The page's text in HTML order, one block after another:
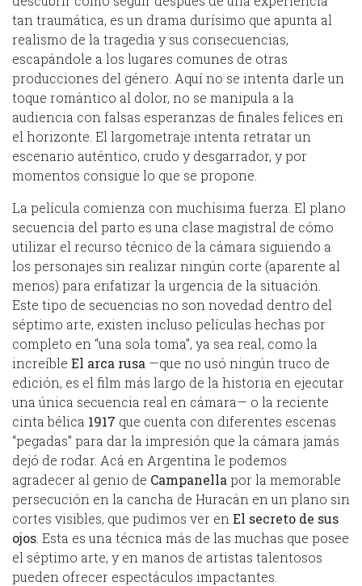
tan traumática, es un drama durísimo que apunta al
realismo de la tragedia y sus consecuencias,
escapándole a los lugares comunes de otras
producciones del género. Aquí no se intenta darle un
toque romántico al dolor, no se manipula a la
audiencia con falsas esperanzas de finales felices en
el horizonte. El largometraje intenta retratar un
escenario auténtico, crudo y desgarrador, y por
momentos consigue lo que se propone.
La película comienza con muchísima fuerza. El plano
secuencia del parto es una clase magistral de cómo
utilizar el recurso técnico de la cámara siguiendo a
los personajes sin realizar ningún corte (aparente al
menos) para enfatizar la urgencia de la situación.
Este tipo de secuencias no son novedad dentro del
séptimo arte, existen incluso películas hechas por
completo en “una sola toma”, ya sea real, como la
increíble El arca rusa —que no usó ningún truco de
edición, es el film más largo de la historia en ejecutar
una única secuencia real en cámara— o la reciente
cinta bélica 1917 que cuenta con diferentes escenas
“pegadas” para dar la impresión que la cámara jamás
dejó de rodar. Acá en Argentina le podemos
agradecer al genio de Campanella por la memorable
persecución en la cancha de Huracán en un plano sin
cortes visibles, que pudimos ver en El secreto de sus
ojos . Esta es una técnica más de las muchas que posee
el séptimo arte, y en manos de artistas talentosos
pueden ofrecer espectáculos impactantes.